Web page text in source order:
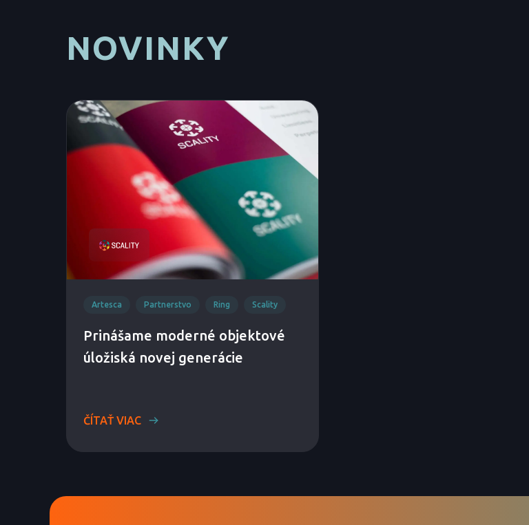
NOVINKY
Artesca Partnerstvo Ring Scality
Prinášame moderné objektové
úložiská novej generácie
ČÍTAŤ VIAC